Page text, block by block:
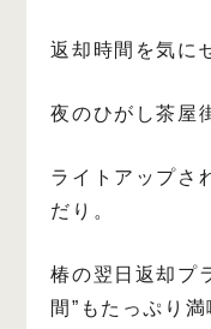
返却時間を気に
夜のひがし茶屋
ライトアップさ
だり。
椿の翌日返却プ
間”もたっぷり